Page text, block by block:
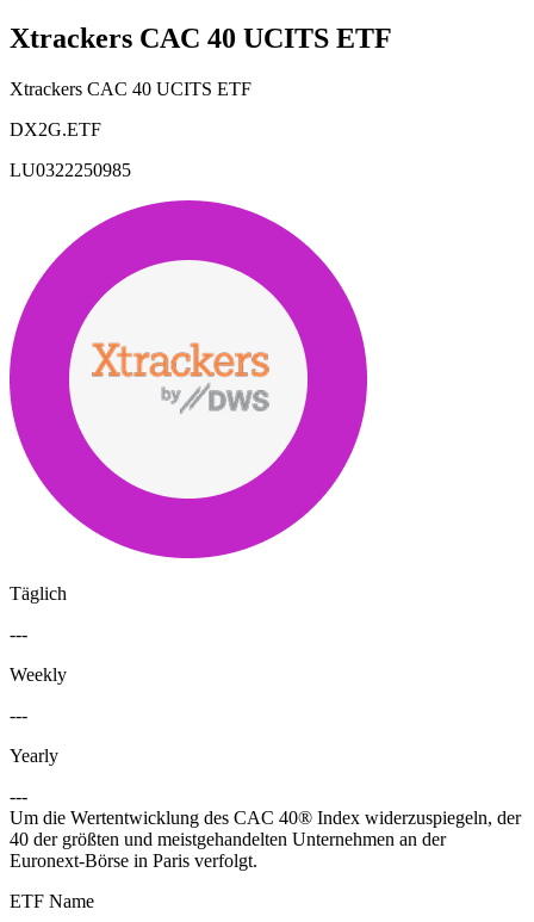
Xtrackers CAC 40 UCITS ETF
Xtrackers CAC 40 UCITS ETF
DX2G.ETF
LU0322250985
Täglich
---
Weekly
---
Yearly
---
Um die Wertentwicklung des CAC 40® Index widerzuspiegeln, der
40 der größten und meistgehandelten Unternehmen an der
Euronext-Börse in Paris verfolgt.
ETF Name